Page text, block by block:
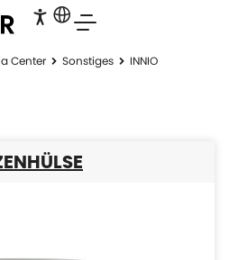
Center Sonstiges
INNIO